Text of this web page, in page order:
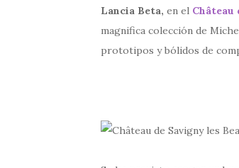
Lancia Beta, en el Château
magnifica colección de
prototipos y bólidos de